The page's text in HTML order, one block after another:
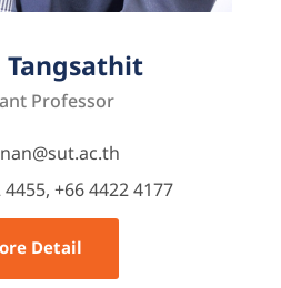
Tangsathit
Professor
+66 4422 4177
Detail